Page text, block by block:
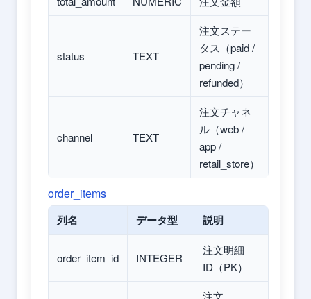
status TEXT
注文ステー
タス（paid /
pending /
refunded）
channel TEXT
注文チャネ
ル（web /
app /
retail_store）
order_items
列名 データ型 説明
order_item_id INTEGER
注文明細
ID（PK）
注文